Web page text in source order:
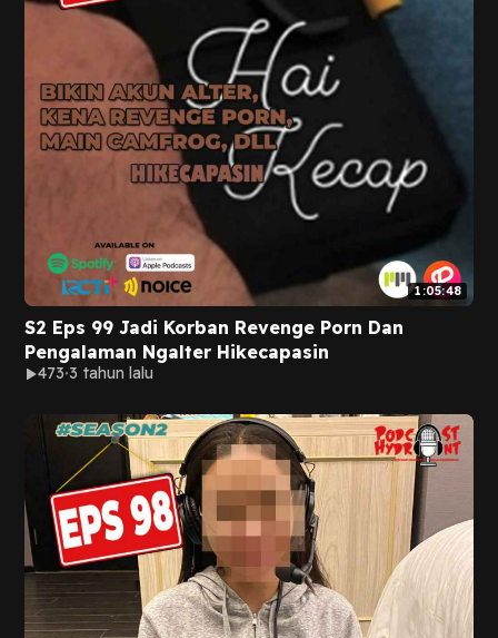
1:05:48
S2 Eps 99 Jadi Korban Revenge Porn Dan
Pengalaman Ngalter Hikecapasin
473 3 tahun lalu